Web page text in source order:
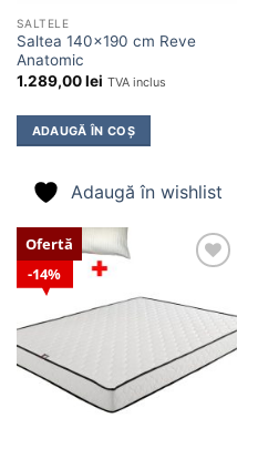
SALTELE
Saltea 140×190 cm Reve
Anatomic
1.289,00lei TVA inclus
ADAUGĂ ÎN COȘ
Adaugă în wishlist
14%
Ofertă
wishlist